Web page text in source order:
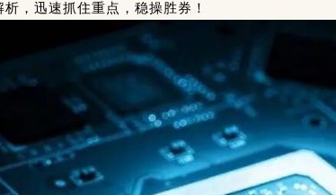
，迅速抓住重点，稳操胜券！